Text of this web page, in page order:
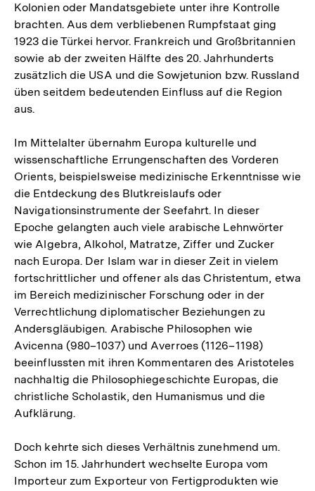
Kolonien oder Mandatsgebiete unter ihre Kontrolle
brachten. Aus dem verbliebenen Rumpfstaat ging
1923 die Türkei hervor. Frankreich und Großbritannien
sowie ab der zweiten Hälfte des 20. Jahrhunderts
zusätzlich die USA und die Sowjetunion bzw. Russland
üben seitdem bedeutenden Einfluss auf die Region
aus.
Im Mittelalter übernahm Europa kulturelle und
wissenschaftliche Errungenschaften des Vorderen
Orients, beispielsweise medizinische Erkenntnisse wie
die Entdeckung des Blutkreislaufs oder
Navigationsinstrumente der Seefahrt. In dieser
Epoche gelangten auch viele arabische Lehnwörter
wie Algebra, Alkohol, Matratze, Ziffer und Zucker
nach Europa. Der Islam war in dieser Zeit in vielem
fortschrittlicher und offener als das Christentum, etwa
im Bereich medizinischer Forschung oder in der
Verrechtlichung diplomatischer Beziehungen zu
Andersgläubigen. Arabische Philosophen wie
Avicenna (980–1037) und Averroes (1126–1198)
beeinflussten mit ihren Kommentaren des Aristoteles
nachhaltig die Philosophiegeschichte Europas, die
christliche Scholastik, den Humanismus und die
Aufklärung.
Doch kehrte sich dieses Verhältnis zunehmend um.
Schon im 15. Jahrhundert wechselte Europa vom
Importeur zum Exporteur von Fertigprodukten wie